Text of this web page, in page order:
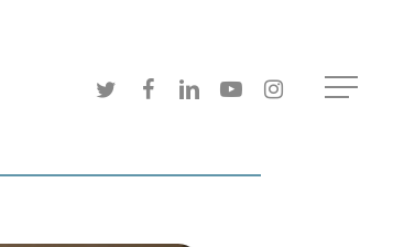
twitter facebooklinkedin youtube instagram Menu